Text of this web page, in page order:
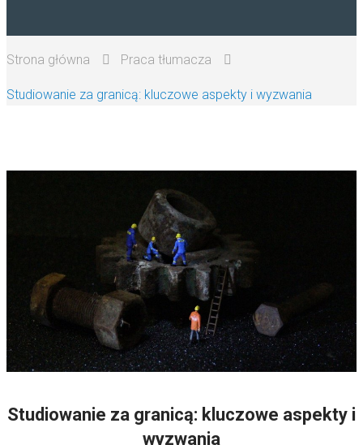
Strona główna Praca tłumacza
Studiowanie za granicą: kluczowe aspekty i wyzwania
Studiowanie za granicą: kluczowe aspekty i
wyzwania